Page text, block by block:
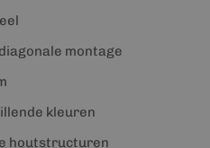
montage
kleuren
houtstructuren